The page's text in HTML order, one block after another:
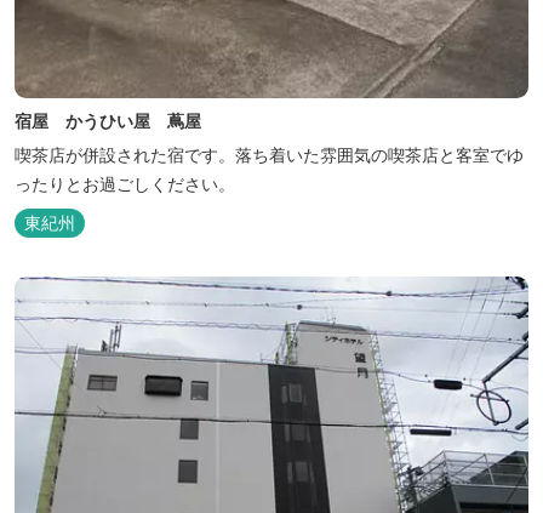
宿屋 かうひい屋 蔦屋
喫茶店が併設された宿です。落ち着いた雰囲気の喫茶店と客室でゆ
ったりとお過ごしください。
東紀州